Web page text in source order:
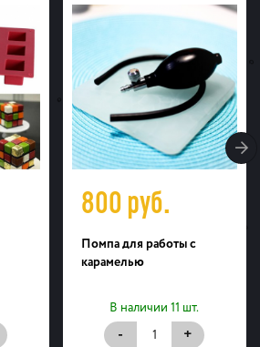
800руб.
Помпа для работы с
карамелью
В наличии 11 шт.
- +